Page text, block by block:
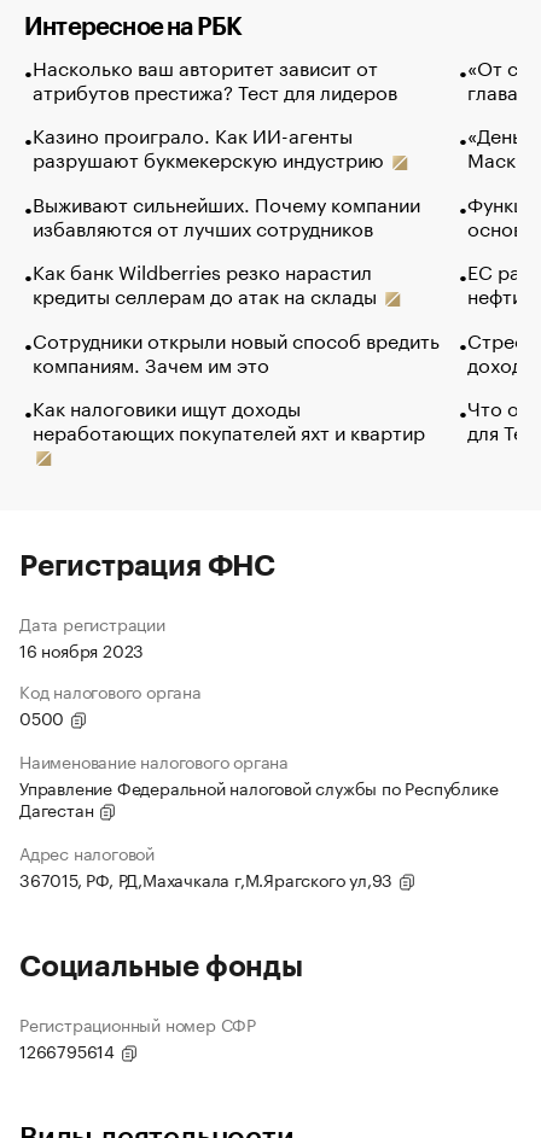
Интересное на РБК
Насколько ваш авторитет зависит от
атрибутов престижа? Тест для лидеров
Казино проиграло. Как ИИ-агенты
разрушают букмекерскую индустрию
Выживают сильнейших. Почему компании
избавляются от лучших сотрудников
Как банк Wildberries резко нарастил
кредиты селлерам до атак на склады
Сотрудники открыли новый способ вредить
компаниям. Зачем им это
Как налоговики ищут доходы
неработающих покупателей яхт и квартир
«От
глава
Маск в
основ
ЕС
нефти
Что
для
Регистрация ФНС
Дата регистрации
16 ноября 2023
Код налогового органа
0500
Наименование налогового органа
Управление Федеральной налоговой службы по Республике
Дагестан
Адрес налоговой
367015, РФ, РД,Махачкала г,М.Ярагского ул,93
Социальные фонды
Регистрационный номер СФР
1266795614